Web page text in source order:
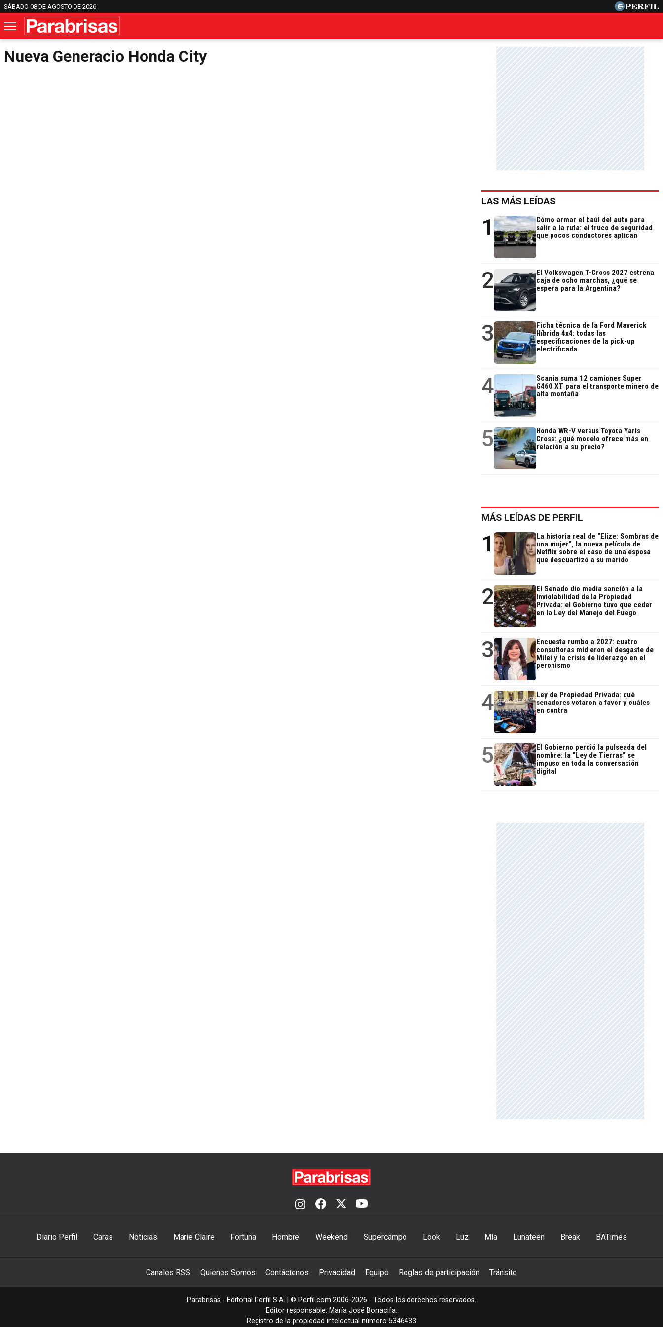
SÁBADO 08 DE AGOSTO DE 2026
Nueva Generacio Honda City
LAS MÁS LEÍDAS
1
Cómo armar el baúl del auto para
salir a la ruta: el truco de seguridad
que pocos conductores aplican
2
El Volkswagen T-Cross 2027 estrena
caja de ocho marchas, ¿qué se
espera para la Argentina?
3
Ficha técnica de la Ford Maverick
Híbrida 4x4: todas las
especificaciones de la pick-up
electrificada
4
Scania suma 12 camiones Super
G460 XT para el transporte minero de
alta montaña
5
Honda WR-V versus Toyota Yaris
Cross: ¿qué modelo ofrece más en
relación a su precio?
MÁS LEÍDAS DE PERFIL
1
La historia real de "Elize: Sombras de
una mujer", la nueva película de
Netflix sobre el caso de una esposa
que descuartizó a su marido
2
El Senado dio media sanción a la
Inviolabilidad de la Propiedad
Privada: el Gobierno tuvo que ceder
en la Ley del Manejo del Fuego
3
Encuesta rumbo a 2027: cuatro
consultoras midieron el desgaste de
Milei y la crisis de liderazgo en el
peronismo
4
Ley de Propiedad Privada: qué
senadores votaron a favor y cuáles
en contra
5
El Gobierno perdió la pulseada del
nombre: la "Ley de Tierras" se
impuso en toda la conversación
digital
Diario Perfil Caras Noticias Marie Claire Fortuna Hombre Weekend Supercampo Look Luz Mía Lunateen Break BATimes
Canales RSS Quienes Somos Contáctenos Privacidad Equipo Reglas de participación Tránsito
Parabrisas - Editorial Perfil S.A. | © Perfil.com 2006-2026 - Todos los derechos reservados.
Editor responsable: María José Bonacifa.
Registro de la propiedad intelectual número 5346433